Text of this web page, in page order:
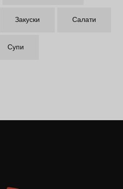
Закуски Салати
Супи